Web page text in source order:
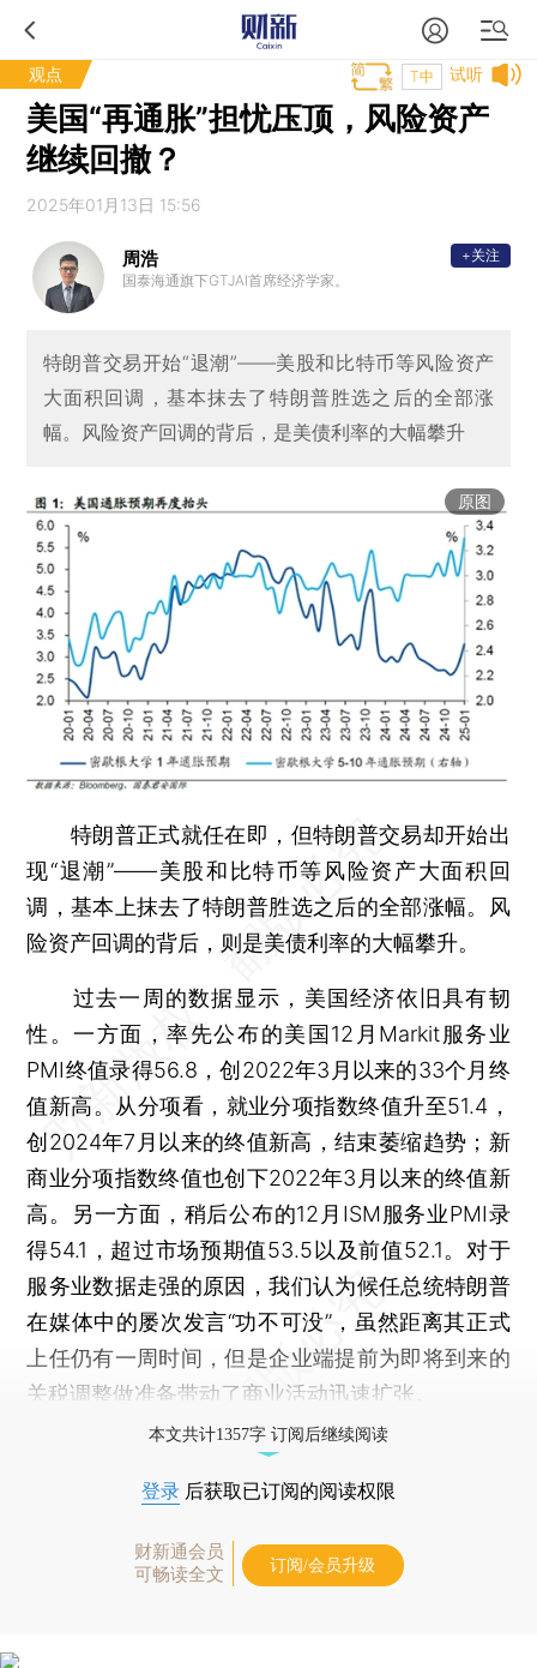
观点 试听
T中
美国“再通胀”担忧压顶，风险资产
继续回撤？
2025年01月13日 15:56
周浩
国泰海通旗下GTJAI首席经济学家。
+关注
特朗普交易开始“退潮”——美股和比特币等风险资产
大面积回调，基本抹去了特朗普胜选之后的全部涨
幅。风险资产回调的背后，是美债利率的大幅攀升
原图
特朗普正式就任在即，但特朗普交易却开始出
现“退潮”——美股和比特币等风险资产大面积回
调，基本上抹去了特朗普胜选之后的全部涨幅。风
险资产回调的背后，则是美债利率的大幅攀升。
过去一周的数据显示，美国经济依旧具有韧
性。一方面，率先公布的美国12月Markit服务业
PMI终值录得56.8，创2022年3月以来的33个月终
值新高。从分项看，就业分项指数终值升至51.4，
创2024年7月以来的终值新高，结束萎缩趋势；新
商业分项指数终值也创下2022年3月以来的终值新
高。另一方面，稍后公布的12月ISM服务业PMI录
得54.1，超过市场预期值53.5以及前值52.1。对于
服务业数据走强的原因，我们认为候任总统特朗普
在媒体中的屡次发言“功不可没”，虽然距离其正式
上任仍有一周时间，但是企业端提前为即将到来的
关税调整做准备带动了商业活动迅速扩张。
本文共计1357字 订阅后继续阅读
登录 后获取已订阅的阅读权限
财新通会员
可畅读全文
订阅/会员升级